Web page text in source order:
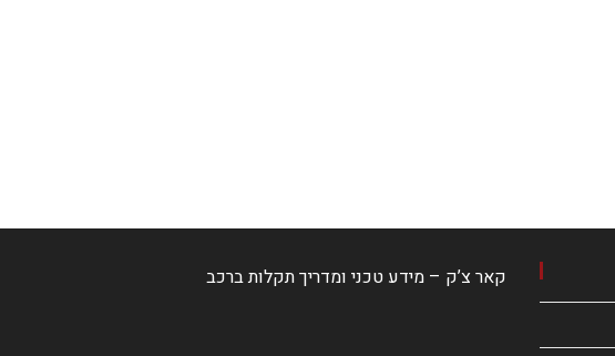
קאר צ’ק – מידע טכני ומדריך תקלות ברכב